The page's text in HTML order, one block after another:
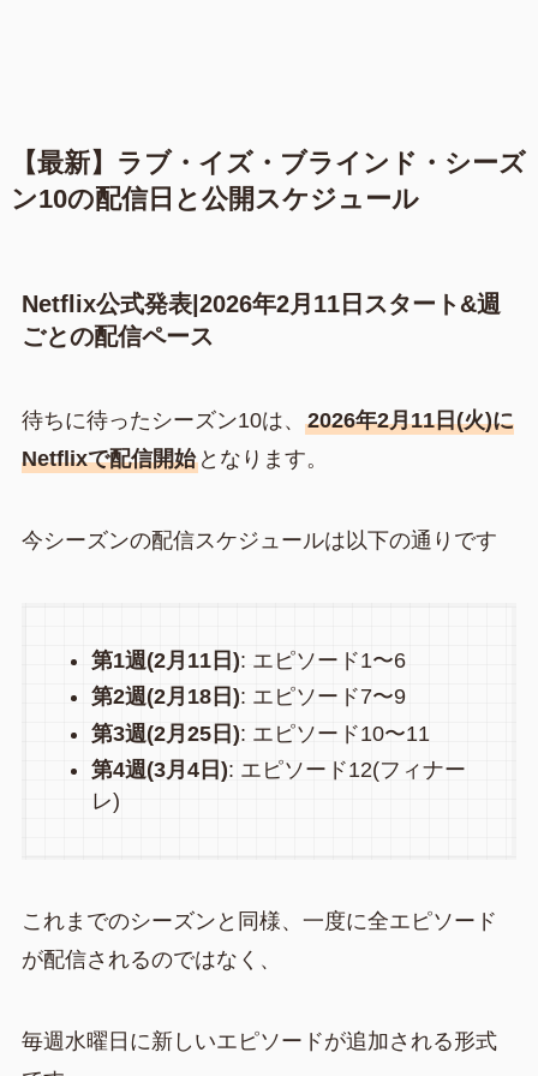
【最新】ラブ・イズ・ブラインド・シーズ
ン10の配信日と公開スケジュール
Netflix公式発表|2026年2月11日スタート&週
ごとの配信ペース
待ちに待ったシーズン10は、 2026年2月11日(火)に
Netflixで配信開始となります。
今シーズンの配信スケジュールは以下の通りです
第1週(2月11日): エピソード1〜6
第2週(2月18日): エピソード7〜9
第3週(2月25日): エピソード10〜11
第4週(3月4日): エピソード12(フィナー
レ)
これまでのシーズンと同様、一度に全エピソード
が配信されるのではなく、
毎週水曜日に新しいエピソードが追加される形式